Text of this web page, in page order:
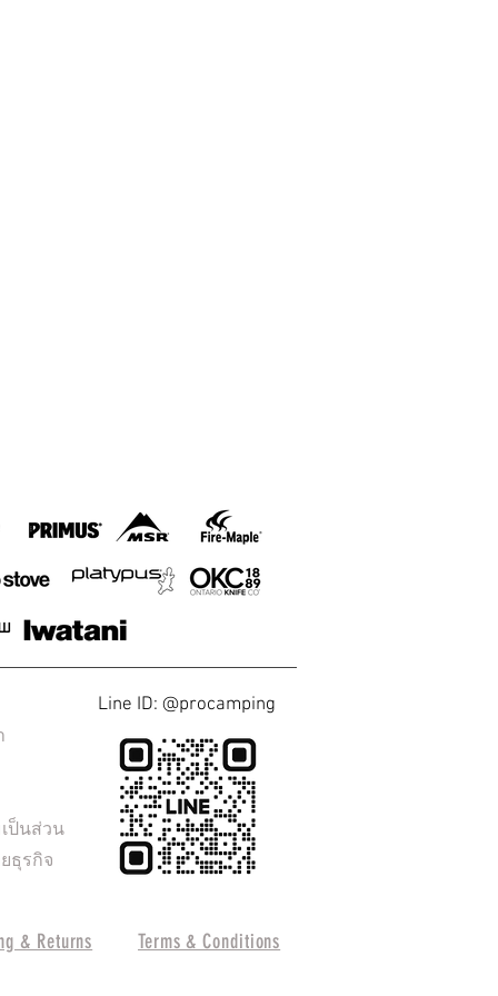
ป็นส่วน
ธุรกิจ
Line ID: @procamping
& Returns Terms & Conditions